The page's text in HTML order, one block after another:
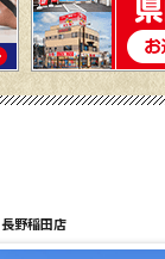
長野高田店